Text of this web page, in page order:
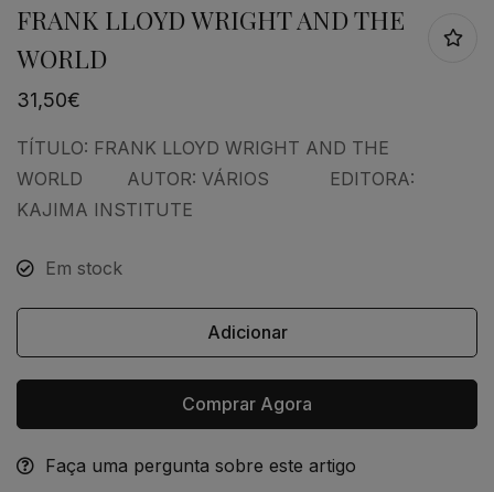
FRANK LLOYD WRIGHT AND THE
WORLD
31,50€
TÍTULO: FRANK LLOYD WRIGHT AND THE
WORLD AUTOR: VÁRIOS EDITORA:
KAJIMA INSTITUTE
Em stock
Adicionar
Comprar Agora
Alternative:
Faça uma pergunta sobre este artigo